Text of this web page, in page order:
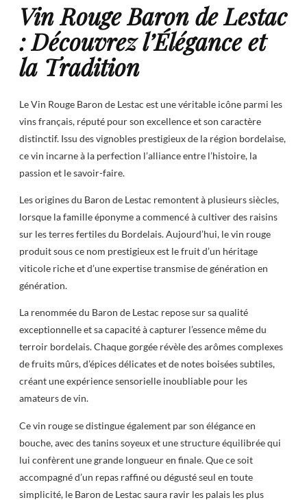
Vin Rouge Baron de Lestac
: Découvrez l’Élégance et
la Tradition
Le Vin Rouge Baron de Lestac est une véritable icône parmi les
vins français, réputé pour son excellence et son caractère
distinctif. Issu des vignobles prestigieux de la région bordelaise,
ce vin incarne à la perfection l’alliance entre l’histoire, la
passion et le savoir-faire.
Les origines du Baron de Lestac remontent à plusieurs siècles,
lorsque la famille éponyme a commencé à cultiver des raisins
sur les terres fertiles du Bordelais. Aujourd’hui, le vin rouge
produit sous ce nom prestigieux est le fruit d’un héritage
viticole riche et d’une expertise transmise de génération en
génération.
La renommée du Baron de Lestac repose sur sa qualité
exceptionnelle et sa capacité à capturer l’essence même du
terroir bordelais. Chaque gorgée révèle des arômes complexes
de fruits mûrs, d’épices délicates et de notes boisées subtiles,
créant une expérience sensorielle inoubliable pour les
amateurs de vin.
Ce vin rouge se distingue également par son élégance en
bouche, avec des tanins soyeux et une structure équilibrée qui
lui confèrent une grande longueur en finale. Que ce soit
accompagné d’un repas raffiné ou dégusté seul en toute
simplicité, le Baron de Lestac saura ravir les palais les plus